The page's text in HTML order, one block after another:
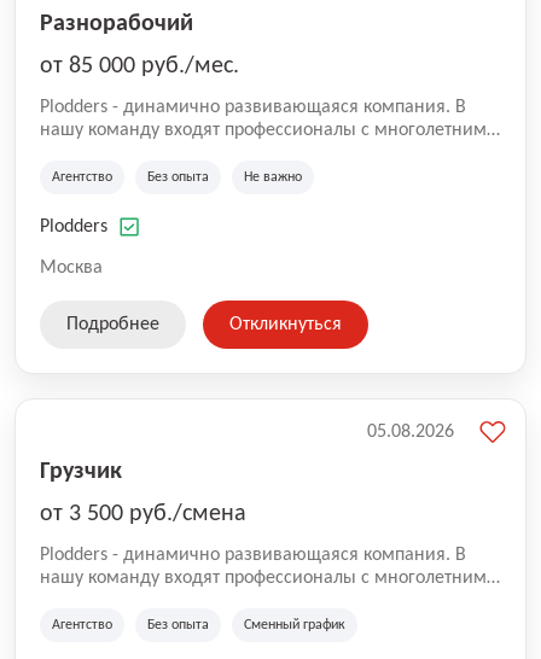
Разнорабочий
от 85 000 руб./мес.
Plodders - динамично развивающаяся компания. В
нашу команду входят профессионалы с многолетним
на рынке аутсорсинга, а накопленный опыт позволяют
оказываемых услуг.
Агентство Без опыта Не важно
Plodders
Москва
Подробнее Откликнуться
Грузчик
от 3 500 руб./смена
Plodders - динамично развивающаяся компания. В
нашу команду входят профессионалы с многолетним
на рынке аутсорсинга, а накопленный опыт позволяют
Агентство Без опыта Сменный график
05.08.2026